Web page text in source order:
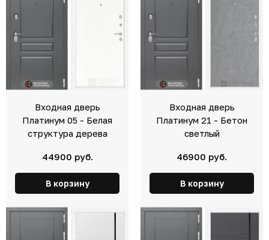
Входная дверь
Платинум 05 - Белая
структура дерева
44900 руб.
В корзину
Входная дверь
Платинум 21 - Бетон
светлый
46900 руб.
В корзину